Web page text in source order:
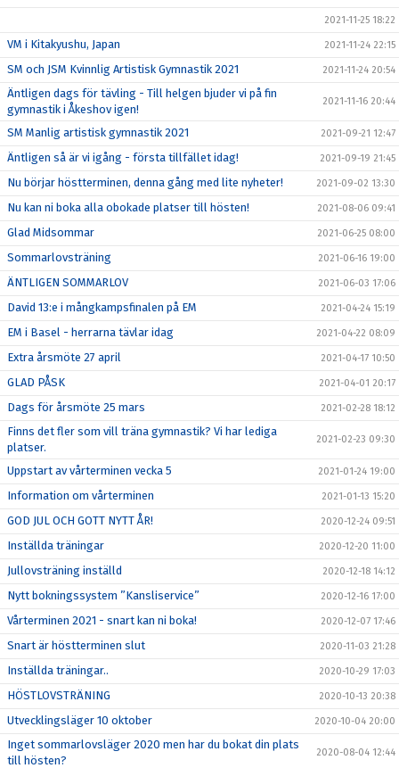
2021-11-25 18:22
VM i Kitakyushu, Japan 2021-11-24 22:15
SM och JSM Kvinnlig Artistisk Gymnastik 2021 2021-11-24 20:54
Äntligen dags för tävling - Till helgen bjuder vi på fin
gymnastik i Åkeshov igen!
2021-11-16 20:44
SM Manlig artistisk gymnastik 2021 2021-09-21 12:47
Äntligen så är vi igång - första tillfället idag! 2021-09-19 21:45
Nu börjar höstterminen, denna gång med lite nyheter! 2021-09-02 13:30
Nu kan ni boka alla obokade platser till hösten! 2021-08-06 09:41
Glad Midsommar 2021-06-25 08:00
Sommarlovsträning 2021-06-16 19:00
ÄNTLIGEN SOMMARLOV 2021-06-03 17:06
David 13:e i mångkampsfinalen på EM 2021-04-24 15:19
EM i Basel - herrarna tävlar idag 2021-04-22 08:09
Extra årsmöte 27 april 2021-04-17 10:50
GLAD PÅSK 2021-04-01 20:17
Dags för årsmöte 25 mars 2021-02-28 18:12
Finns det fler som vill träna gymnastik? Vi har lediga
platser.
2021-02-23 09:30
Uppstart av vårterminen vecka 5 2021-01-24 19:00
Information om vårterminen 2021-01-13 15:20
GOD JUL OCH GOTT NYTT ÅR! 2020-12-24 09:51
Inställda träningar 2020-12-20 11:00
Jullovsträning inställd 2020-12-18 14:12
Nytt bokningssystem ”Kansliservice” 2020-12-16 17:00
Vårterminen 2021 - snart kan ni boka! 2020-12-07 17:46
Snart är höstterminen slut 2020-11-03 21:28
Inställda träningar.. 2020-10-29 17:03
HÖSTLOVSTRÄNING 2020-10-13 20:38
Utvecklingsläger 10 oktober 2020-10-04 20:00
Inget sommarlovsläger 2020 men har du bokat din plats
till hösten?
2020-08-04 12:44